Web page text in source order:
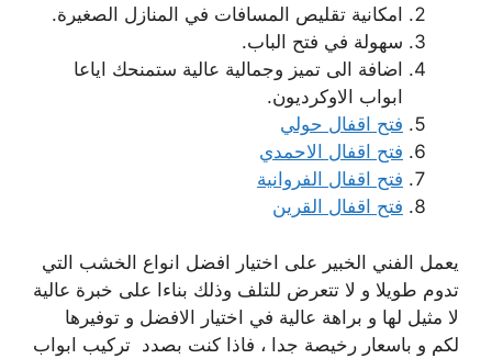
امكانية تقليص المسافات في المنازل الصغيرة.
سهولة في فتح الباب.
اضافة الى تميز وجمالية عالية ستمنحك اياعا
ابواب الاوكرديون.
فتح اقفال حولي
فتح اقفال الاحمدي
فتح اقفال الفروانية
فتح اقفال القرين
يعمل الفني الخبير على اختيار افضل انواع الخشب التي
تدوم طويلا و لا تتعرض للتلف وذلك بناءا على خبرة عالية
لا مثيل لها و براهة عالية في اختيار الافضل و توفيرها
لكم و باسعار رخيصة جدا ، فاذا كنت بصدد تركيب ابواب